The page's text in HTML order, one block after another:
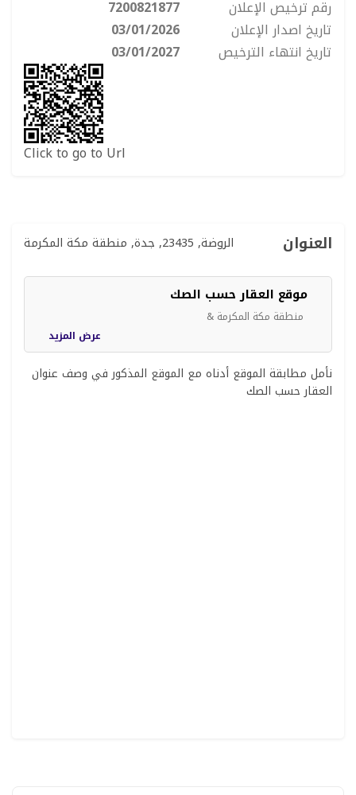
رقم ترخيص الإعلان
7200821877
تاريخ اصدار الإعلان
03/01/2026
تاريخ انتهاء الترخيص
03/01/2027
Click to go to Url
العنوان الروضة, 23435, جدة, منطقة مكة المكرمة
موقع العقار حسب الصك
منطقة مكة المكرمة &
عرض المزيد
نأمل مطابقة الموقع أدناه مع الموقع المذكور في وصف عنوان
العقار حسب الصك